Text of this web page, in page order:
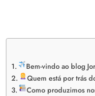
Bem-vindo ao blog
Quem está por trás
Como produzimos